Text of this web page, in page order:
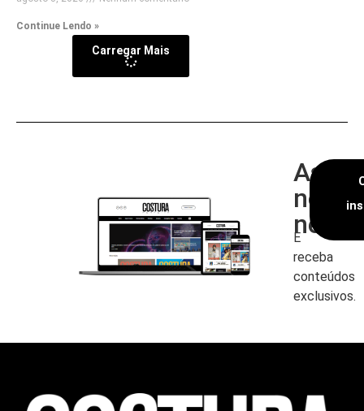
Continue Lendo »
Carregar Mais
nossa
E
receba
conteúdos
exclusivos.